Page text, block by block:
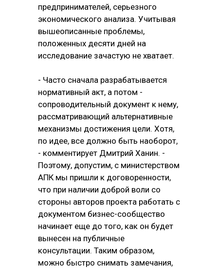
предпринимателей, серьезного
экономического анализа. Учитывая
вышеописанные проблемы,
положенных десяти дней на
исследование зачастую не хватает.
- Часто сначала разрабатывается
нормативный акт, а потом -
сопроводительный документ к нему,
рассматривающий альтернативные
механизмы достижения цели. Хотя,
по идее, все должно быть наоборот,
- комментирует Дмитрий Ханин. -
Поэтому, допустим, с министерством
АПК мы пришли к договоренности,
что при наличии доброй воли со
стороны авторов проекта работать с
документом бизнес-сообщество
начинает еще до того, как он будет
вынесен на публичные
консультации. Таким образом,
можно быстро снимать замечания,